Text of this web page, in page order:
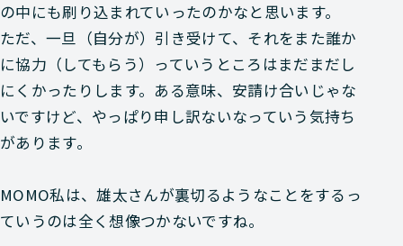
の中にも刷り込まれていったのかなと思います。
ただ、一旦（自分が）引き受けて、それをまた誰か
に協力（してもらう）っていうところはまだまだし
にくかったりします。ある意味、安請け合いじゃな
いですけど、やっぱり申し訳ないなっていう気持ち
があります。
MOMO私は、雄太さんが裏切るようなことをするっ
ていうのは全く想像つかないですね。